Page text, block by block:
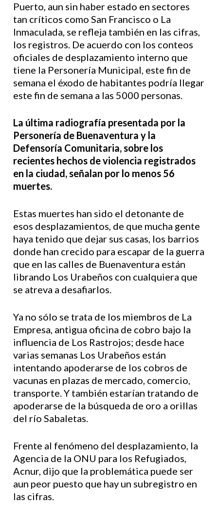
Puerto, aun sin haber estado en sectores
tan críticos como San Francisco o La
Inmaculada, se refleja también en las cifras,
los registros. De acuerdo con los conteos
oficiales de desplazamiento interno que
tiene la Personería Municipal, este fin de
semana el éxodo de habitantes podría llegar
este fin de semana a las 5000 personas.
La última radiografía presentada por la
Personería de Buenaventura y la
Defensoría Comunitaria, sobre los
recientes hechos de violencia registrados
en la ciudad, señalan por lo menos 56
muertes.
Estas muertes han sido el detonante de
esos desplazamientos, de que mucha gente
haya tenido que dejar sus casas, los barrios
donde han crecido para escapar de la guerra
que en las calles de Buenaventura están
librando Los Urabeños con cualquiera que
se atreva a desafiarlos.
Ya no sólo se trata de los miembros de La
Empresa, antigua oficina de cobro bajo la
influencia de Los Rastrojos; desde hace
varias semanas Los Urabeños están
intentando apoderarse de los cobros de
vacunas en plazas de mercado, comercio,
transporte. Y también estarían tratando de
apoderarse de la búsqueda de oro a orillas
del río Sabaletas.
Frente al fenómeno del desplazamiento, la
Agencia de la ONU para los Refugiados,
Acnur, dijo que la problemática puede ser
aun peor puesto que hay un subregistro en
las cifras.